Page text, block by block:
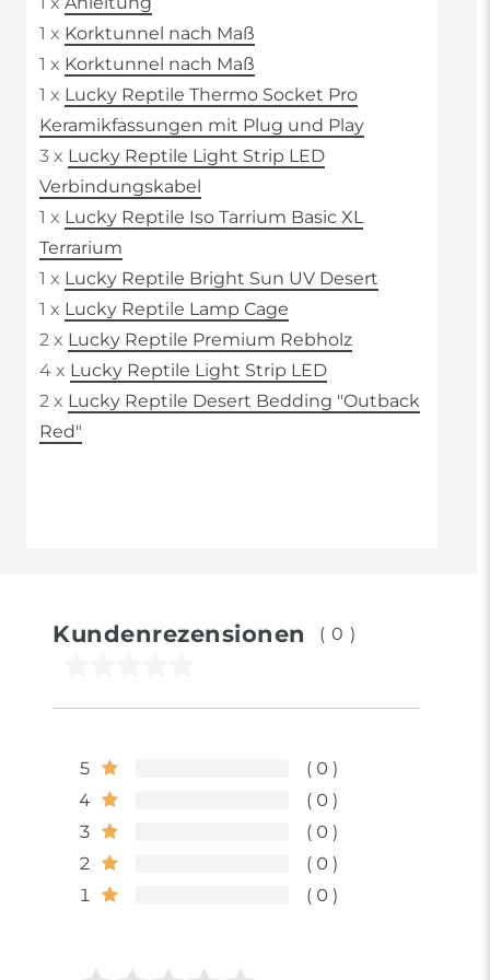
1 x Korktunnel nach Maß
1 x Korktunnel nach Maß
1 x Lucky Reptile Thermo Socket Pro
Keramikfassungen mit Plug und Play
3 x Lucky Reptile Light Strip LED
Verbindungskabel
1 x Lucky Reptile Iso Tarrium Basic XL
Terrarium
1 x Lucky Reptile Bright Sun UV Desert
1 x Lucky Reptile Lamp Cage
2 x Lucky Reptile Premium Rebholz
4 x Lucky Reptile Light Strip LED
2 x Lucky Reptile Desert Bedding "Outback
Red"
Kundenrezensionen (0)
5
0
4
0
3
0
2
0
1
0